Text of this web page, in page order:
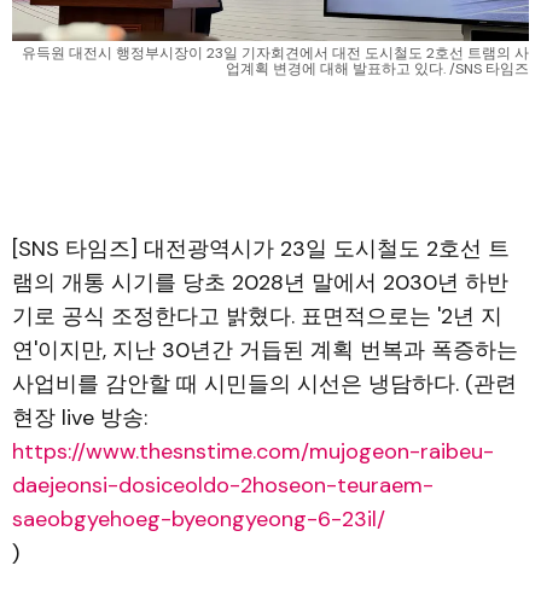
유득원 대전시 행정부시장이 23일 기자회견에서 대전 도시철도 2호선 트램의 사
업계획 변경에 대해 발표하고 있다. /SNS 타임즈
[SNS 타임즈] 대전광역시가 23일 도시철도 2호선 트
램의 개통 시기를 당초 2028년 말에서 2030년 하반
기로 공식 조정한다고 밝혔다. 표면적으로는 '2년 지
연'이지만, 지난 30년간 거듭된 계획 번복과 폭증하는
사업비를 감안할 때 시민들의 시선은 냉담하다. (관련
현장 live 방송:
https://www.thesnstime.com/mujogeon-raibeu-
daejeonsi-dosiceoldo-2hoseon-teuraem-
saeobgyehoeg-byeongyeong-6-23il/
)